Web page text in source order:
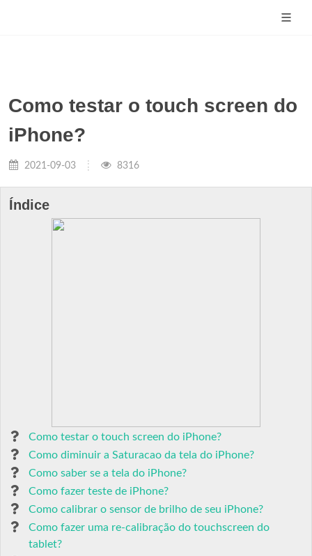
Como testar o touch screen do
iPhone?
2021-09-03 8316
Índice
Como testar o touch screen do iPhone?
Como diminuir a Saturacao da tela do iPhone?
Como saber se a tela do iPhone?
Como fazer teste de iPhone?
Como calibrar o sensor de brilho de seu iPhone?
Como fazer uma re-calibração do touchscreen do
tablet?